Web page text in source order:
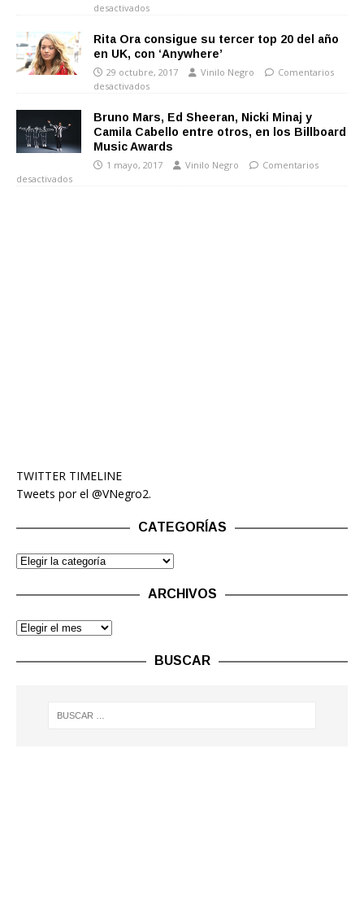
desactivados
Rita Ora consigue su tercer top 20 del año
en UK, con ‘Anywhere’
29 octubre, 2017 Vinilo Negro
Comentarios
desactivados
Bruno Mars, Ed Sheeran, Nicki Minaj y
Camila Cabello entre otros, en los Billboard
Music Awards
1 mayo, 2017 Vinilo Negro
Comentarios
desactivados
TWITTER TIMELINE
Tweets por el @VNegro2.
CATEGORÍAS
ARCHIVOS
BUSCAR